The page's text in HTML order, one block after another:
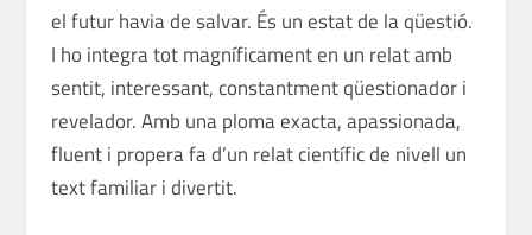
el futur havia de salvar. És un estat de la qüestió.
I ho integra tot magníficament en un relat amb
sentit, interessant, constantment qüestionador i
revelador. Amb una ploma exacta, apassionada,
fluent i propera fa d’un relat científic de nivell un
text familiar i divertit.